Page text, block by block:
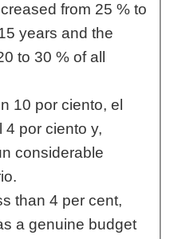
from 25 % to
years and the
to 30 % of all
10 por ciento, el
por ciento y,
considerable
than 4 per cent,
a genuine budget